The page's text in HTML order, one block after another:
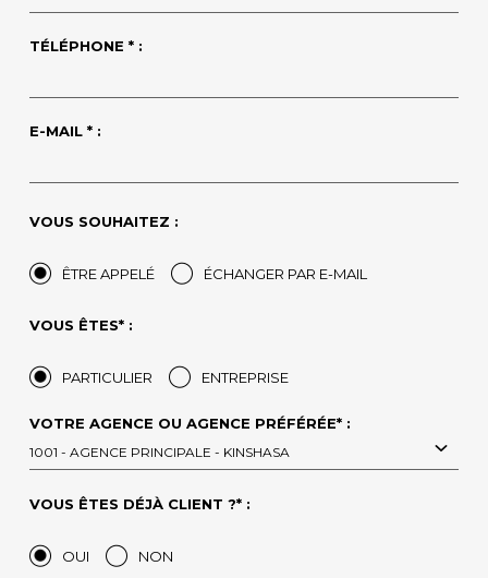
TÉLÉPHONE * :
E-MAIL * :
VOUS SOUHAITEZ :
ÊTRE APPELÉ ÉCHANGER PAR E-MAIL
VOUS ÊTES* :
PARTICULIER ENTREPRISE
VOTRE AGENCE OU AGENCE PRÉFÉRÉE* :
1001 - AGENCE PRINCIPALE - KINSHASA
VOUS ÊTES DÉJÀ CLIENT ?* :
OUI NON